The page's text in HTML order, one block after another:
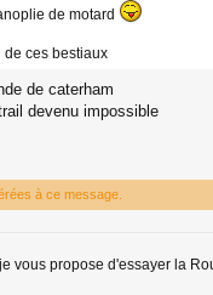
de motard
ces bestiaux
de caterham
devenu impossible
à ce message.
vous propose d'essayer la